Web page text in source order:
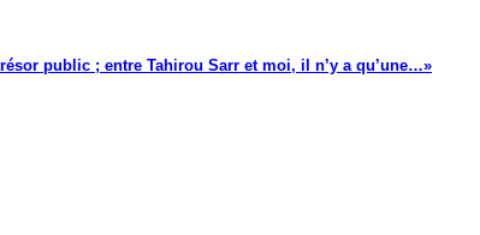
public ; entre Tahirou Sarr et moi, il n’y a qu’une…»